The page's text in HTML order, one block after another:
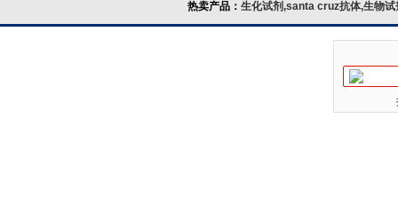
热卖产品： 生化试剂,santa cruz抗体,生物